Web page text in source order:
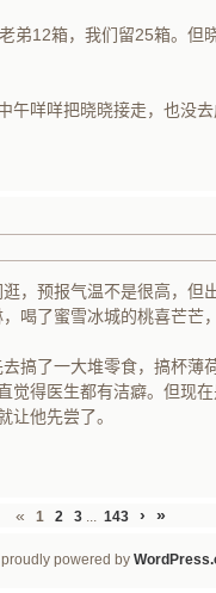
弟12箱，我们留25箱。但
咩咩把晓晓接走，也没去
，预报气温不是很高，但
喝了蜜雪冰城的桃喜芒芒
搞了一大堆零食，搞杯薄
觉得医生都有洁癖。但现
让他先尝了。
« 1 2 3 ... 143 › »
powered by